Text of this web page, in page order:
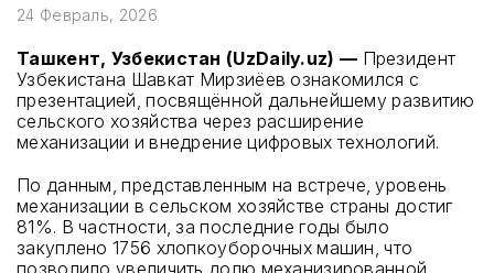
24 Февраль, 2026
Ташкент, Узбекистан (UzDaily.uz) — Президент
Узбекистана Шавкат Мирзиёев ознакомился с
презентацией, посвящённой дальнейшему развитию
сельского хозяйства через расширение
механизации и внедрение цифровых технологий.
По данным, представленным на встрече, уровень
механизации в сельском хозяйстве страны достиг
81%. В частности, за последние годы было
закуплено 1756 хлопкоуборочных машин, что
позволило увеличить долю механизированной